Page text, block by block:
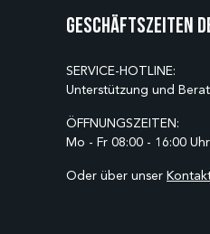
Geschäftszeiten
SERVICE-HOTLINE:
Unterstützung und
ÖFFNUNGSZEITEN:
Mo - Fr 08:00 - 16:00 Uhr
Oder über unser